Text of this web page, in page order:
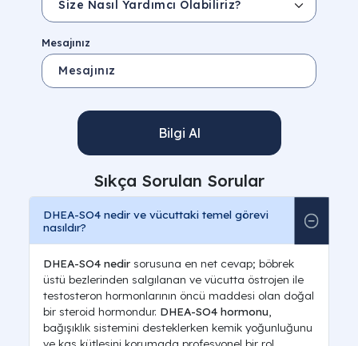
Mesajınız
Bilgi Al